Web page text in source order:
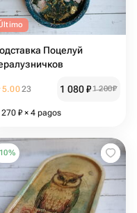
Поцелуй
5.0023 1 080₽1 200₽
270 ₽ × 4 pagos
10%